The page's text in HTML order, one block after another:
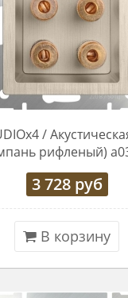
/
рифленый)
3 728руб
В корзину